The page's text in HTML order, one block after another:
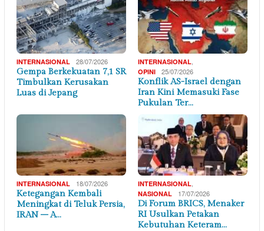
INTERNASIONAL 28/07/2026
Gempa Berkekuatan 7,1 SR
Timbulkan Kerusakan
Luas di Jepang
INTERNASIONAL
OPINI 25/07/2026
Konflik AS-Israel dengan
Iran Kini Memasuki Fase
Pukulan Ter…
INTERNASIONAL 18/07/2026
Ketegangan Kembali
Meningkat di Teluk Persia,
IRAN – A…
INTERNASIONAL
NASIONAL 17/07/2026
Di Forum BRICS, Menaker
RI Usulkan Petakan
Kebutuhan Keteram…